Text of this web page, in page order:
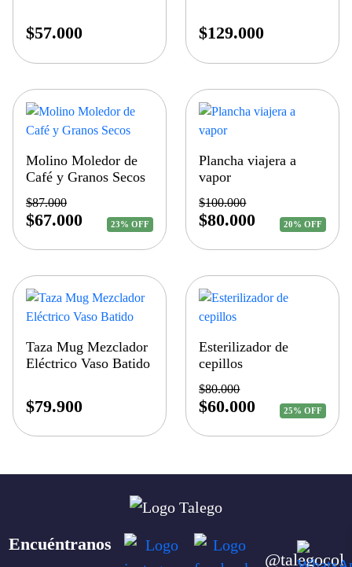
$57.000 $129.000
Molino Moledor de
Café y Granos Secos
$87.000
$67.000 23% OFF
Plancha viajera a
vapor
$100.000
$80.000 20% OFF
Taza Mug Mezclador
Eléctrico Vaso Batido
$79.900
Esterilizador de
cepillos
$80.000
$60.000 25% OFF
Encuéntranos
@talegocol